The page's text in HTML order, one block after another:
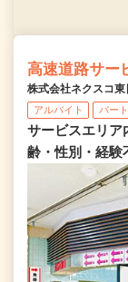
高速道路サー
株式会社ネクスコ
アルバイト パート
サービスエリア
齢・性別・経験